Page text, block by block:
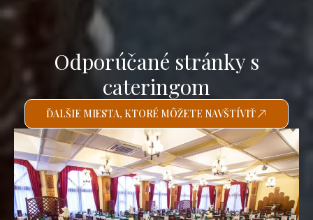
Odporúčané stránky s
cateringom
ĎALŠIE MIESTA, KTORÉ MÔŽETE NAVŠTÍVIŤ